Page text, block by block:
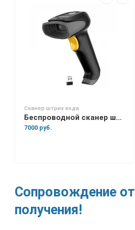
Сканер штрих кода
Беспроводной сканер штрих-кода Space Lite BT
7000 руб.
Сопровождение
получения!